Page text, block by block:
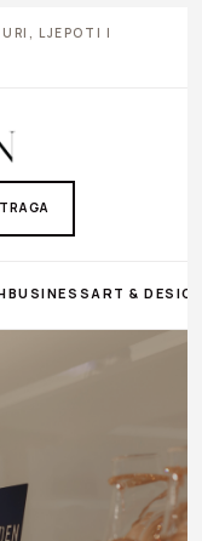
LJEPOTI I
BUSINESS ART &